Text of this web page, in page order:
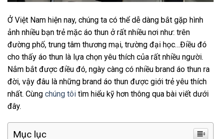
Ở Việt Nam hiện nay, chúng ta có thể dễ dàng bắt gặp hình
ảnh nhiều bạn trẻ mặc áo thun ở rất nhiều nơi như: trên
đường phố, trung tâm thương mại, trường đại học…Điều đó
cho thấy áo thun là lựa chọn yêu thích của rất nhiều người.
Nắm bắt được điều đó, ngày càng có nhiều brand áo thun ra
đời, vậy đâu là những brand áo thun được giới trẻ yêu thích
nhất. Cùng chúng tôi tìm hiểu kỹ hơn thông qua bài viết dưới
đây.
Mục lục